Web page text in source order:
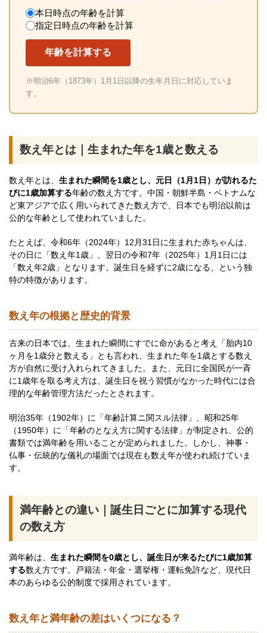
本日時点の年齢を計算
指定日時点の年齢を計算
年齢を計算する
※明治6年（1873年）1月1日以降の生年月日に対応していま
す。
数え年とは｜生まれた年を1歳と数える
数え年とは、 生まれた瞬間を1歳とし、元日（1月1日）が訪れるた
びに1歳加算する年齢の数え方です。中国・朝鮮半島・ベトナムな
ど東アジアで広く用いられてきた数え方で、日本でも明治以前は
公的な年齢として使われていました。
たとえば、令和6年（2024年）12月31日に生まれた赤ちゃんは、
その日に「数え年1歳」、翌日の令和7年（2025年）1月1日には
「数え年2歳」となります。誕生日を経ずに2歳になる、という独
特の特徴があります。
数え年の根拠と歴史的背景
古来の日本では、生まれた瞬間にすでに命があると考え「胎内10
ヶ月を1歳分と数える」とも言われ、生まれた年を1歳とする数え
方が自然に受け入れられてきました。また、元日に全国民が一斉
に1歳年を取る考え方は、誕生日を祝う習慣がなかった時代には合
理的な年齢管理方法だったとされます。
明治35年（1902年）に「年齢計算ニ関スル法律」、昭和25年
（1950年）に「年齢のとなえ方に関する法律」が制定され、公的
書類では満年齢を用いることが定められました。しかし、神事・
仏事・伝統的な儀礼の場面では現在も数え年が使われ続けていま
す。
満年齢との違い｜誕生日ごとに加算する現代
の数え方
満年齢は、 生まれた瞬間を0歳とし、誕生日が来るたびに1歳加算
する数え方です。戸籍法・年金・選挙権・運転免許など、現代日
本のあらゆる公的制度で採用されています。
数え年と満年齢の差はいくつになる？